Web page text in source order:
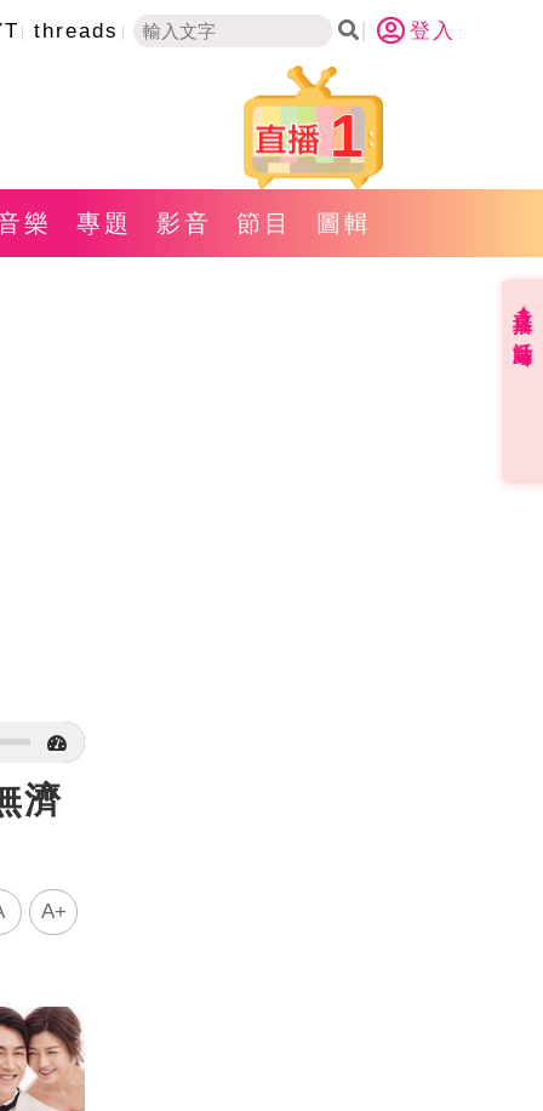
threads 登入
1
樂 專題 影音 節目 圖輯
濟
A+
直播✦活動